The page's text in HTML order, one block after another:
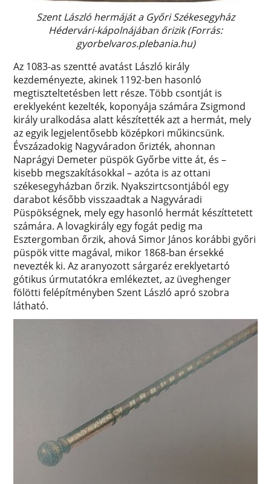
Szent László hermáját a Győri Székesegyház
Hédervári-kápolnájában őrizik (Forrás:
gyorbelvaros.plebania.hu)
Az 1083-as szentté avatást László király
kezdeményezte, akinek 1192-ben hasonló
megtiszteltetésben lett része. Több csontját is
ereklyeként kezelték, koponyája számára Zsigmond
király uralkodása alatt készítették azt a hermát, mely
az egyik legjelentősebb középkori műkincsünk.
Évszázadokig Nagyváradon őrizték, ahonnan
Naprágyi Demeter püspök Győrbe vitte át, és –
kisebb megszakításokkal – azóta is az ottani
székesegyházban őrzik. Nyakszirtcsontjából egy
darabot később visszaadtak a Nagyváradi
Püspökségnek, mely egy hasonló hermát készíttetett
számára. A lovagkirály egy fogát pedig ma
Esztergomban őrzik, ahová Simor János korábbi győri
püspök vitte magával, mikor 1868-ban érsekké
nevezték ki. Az aranyozott sárgaréz ereklyetartó
gótikus úrmutatókra emlékeztet, az üveghenger
fölötti felépítményben Szent László apró szobra
látható.